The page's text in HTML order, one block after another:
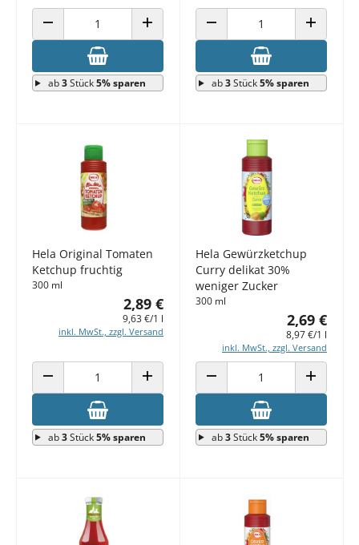
ANZAHL VERRINGERN ANZAHL ERHÖHEN
ab3Stück5% sparen
ANZAHL VERRINGERN ANZAHL
ab3Stück5% sparen
Hela Original Tomaten
Ketchup fruchtig
300 ml
2,89 €
9,63 €/1 l
inkl. MwSt., zzgl. Versand
ANZAHL VERRINGERN ANZAHL ERHÖHEN
ab3Stück5% sparen
Hela Gewürzketchup
Curry delikat 30%
weniger Zucker
300 ml
2,69 €
8,97 €/1 l
inkl. MwSt., zzgl. Versand
ANZAHL VERRINGERN ANZAHL
ab3Stück5% sparen